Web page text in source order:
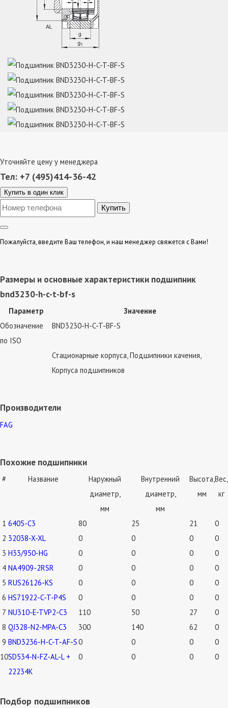
Уточняйте цену у менеджера
Тел: +7 (495)414-36-42
Купить в один клик
Пожалуйста, введите Ваш телефон, и наш менеджер свяжется с Вами!
Размеры и основные характеристики подшипник
bnd3230-h-c-t-bf-s
Параметр
Значение
Обозначение
по ISO
BND3230-H-C-T-BF-S
Стационарные корпуса, Подшипники качения,
Корпуса подшипников
Производители
FAG
Похожие подшипники
# Название
Наружный
диаметр,
мм
Внутренний
диаметр,
мм
Высота,
мм
Вес,
кг
1 6405-C3 80 25 21
0
2 32038-X-XL 0 0 0
0
3 H33/950-HG 0 0 0
0
4 NA4909-2RSR 0 0 0
0
5 RUS26126-KS 0 0 0
0
6 HS71922-C-T-P4S 0 0 0
0
7 NU310-E-TVP2-C3 110 50 27
0
8 QJ328-N2-MPA-C3 300 140 62
0
9 BND3236-H-C-T-AF-S0 0 0
0
10SD534-N-FZ-AL-L +
22234K
0 0 0 0
Подбор подшипников